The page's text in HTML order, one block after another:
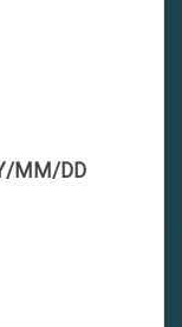
MM/DD